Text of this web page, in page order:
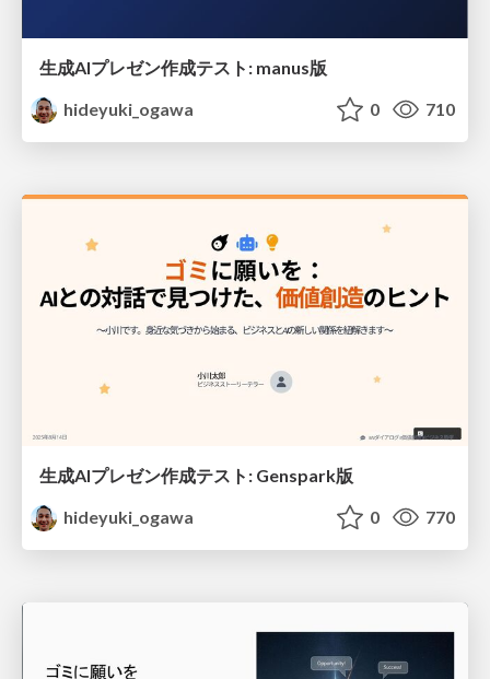
生成AIプレゼン作成テスト: manus版
hideyuki_ogawa
0 710
生成AIプレゼン作成テスト: Genspark版
hideyuki_ogawa
0 770